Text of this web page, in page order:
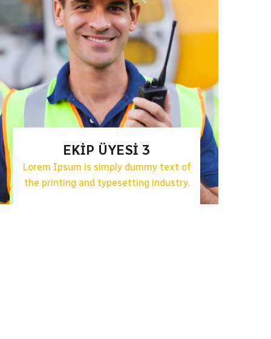
EKIP ÜYESI 3
Lorem Ipsum is simply dummy text of
the printing and typesetting industry.